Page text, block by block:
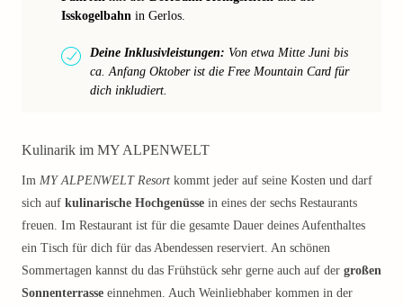
Isskogelbahn in Gerlos.
Deine Inklusivleistungen: Von etwa Mitte Juni bis
ca. Anfang Oktober ist die Free Mountain Card für
dich inkludiert.
Kulinarik im MY ALPENWELT
Im MY ALPENWELT Resort kommt jeder auf seine Kosten und darf
sich auf kulinarische Hochgenüsse in eines der sechs Restaurants
freuen. Im Restaurant ist für die gesamte Dauer deines Aufenthaltes
ein Tisch für dich für das Abendessen reserviert. An schönen
Sommertagen kannst du das Frühstück sehr gerne auch auf der großen
Sonnenterrasse einnehmen. Auch Weinliebhaber kommen in der